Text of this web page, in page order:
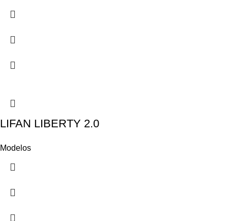
LIFAN LIBERTY 2.0
Modelos